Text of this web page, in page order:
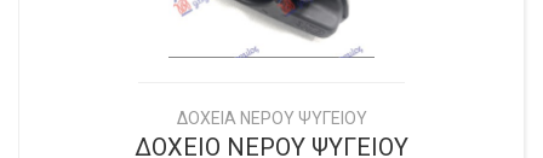
ΔΟΧΕΙΑ ΝΕΡΟΥ ΨΥΓΕΙΟΥ
ΔΟΧΕΙΟ ΝΕΡΟΥ ΨΥΓΕΙΟΥ